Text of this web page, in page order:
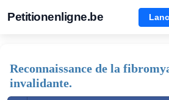
Petitionenligne.be
Reconnaissance de la
invalidante.